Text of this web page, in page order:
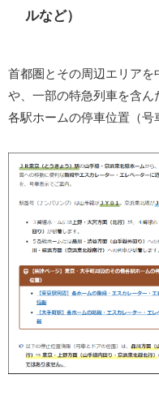
ルなど）
首都圏とその周辺エリア
や、一部の特急列車を含
各駅ホームの停車位置（号